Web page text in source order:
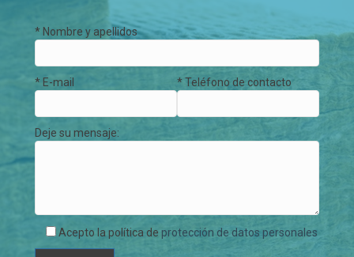
* Nombre y apellidos
* E-mail * Teléfono de contacto
Deje su mensaje:
Acepto la política de protección de datos personales